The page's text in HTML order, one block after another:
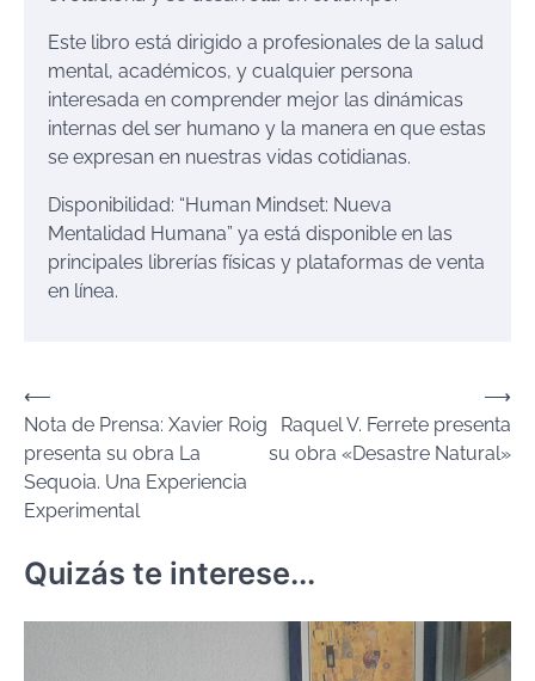
Este libro está dirigido a profesionales de la salud
mental, académicos, y cualquier persona
interesada en comprender mejor las dinámicas
internas del ser humano y la manera en que estas
se expresan en nuestras vidas cotidianas.
Disponibilidad: “Human Mindset: Nueva
Mentalidad Humana” ya está disponible en las
principales librerías físicas y plataformas de venta
en línea.
Navegación
de
entradas
⟵
Nota de Prensa: Xavier Roig
presenta su obra La
Sequoia. Una Experiencia
Experimental
Raquel V. Ferrete presenta
su obra «Desastre Natural»
⟶
Quizás te interese...